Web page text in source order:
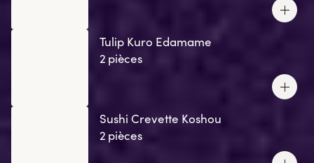
Tulip Kuro Edamame
2 pièces
Sushi Crevette Koshou
2 pièces